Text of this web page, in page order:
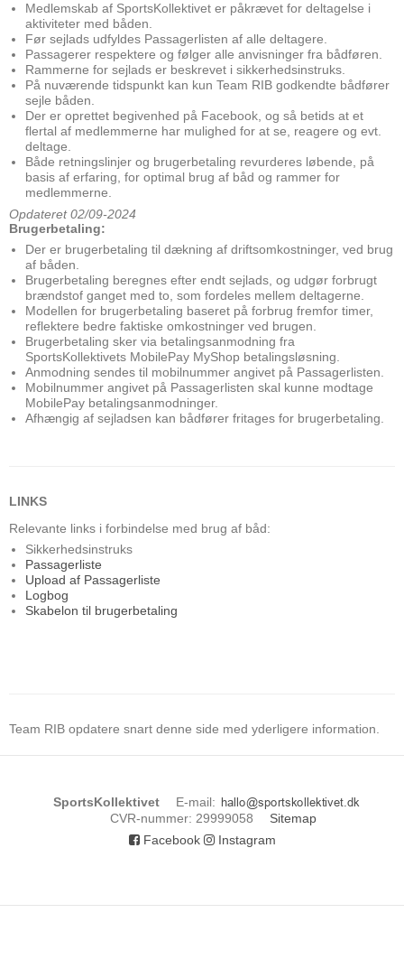
Medlemskab af SportsKollektivet er påkrævet for deltagelse i
aktiviteter med båden.
Før sejlads udfyldes Passagerlisten af alle deltagere.
Passagerer respektere og følger alle anvisninger fra bådføren.
Rammerne for sejlads er beskrevet i sikkerhedsinstruks.
På nuværende tidspunkt kan kun Team RIB godkendte bådfører
sejle båden.
Der er oprettet begivenhed på Facebook, og så betids at et
flertal af medlemmerne har mulighed for at se, reagere og evt.
deltage.
Både retningslinjer og brugerbetaling revurderes løbende, på
basis af erfaring, for optimal brug af båd og rammer for
medlemmerne.
Opdateret 02/09-2024
Brugerbetaling:
Der er brugerbetaling til dækning af driftsomkostninger, ved brug
af båden.
Brugerbetaling beregnes efter endt sejlads, og udgør forbrugt
brændstof ganget med to, som fordeles mellem deltagerne.
Modellen for brugerbetaling baseret på forbrug fremfor timer,
reflektere bedre faktiske omkostninger ved brugen.
Brugerbetaling sker via betalingsanmodning fra
SportsKollektivets MobilePay MyShop betalingsløsning.
Anmodning sendes til mobilnummer angivet på Passagerlisten.
Mobilnummer angivet på Passagerlisten skal kunne modtage
MobilePay betalingsanmodninger.
Afhængig af sejladsen kan bådfører fritages for brugerbetaling.
LINKS
Relevante links i forbindelse med brug af båd:
Sikkerhedsinstruks
Passagerliste
Upload af Passagerliste
Logbog
Skabelon til brugerbetaling
Team RIB opdatere snart denne side med yderligere information.
SportsKollektivet E-mail:
CVR-nummer: 29999058
Sitemap
Facebook
Instagram